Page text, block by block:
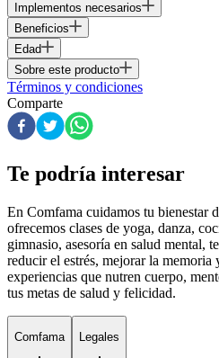
Implementos necesarios
Beneficios
Edad
Sobre este producto
Términos y condiciones
Comparte
Te podría interesar
En Comfama cuidamos tu bienestar
ofrecemos clases de yoga, danza,
gimnasio, asesoría en salud mental,
reducir el estrés, mejorar la memoria
experiencias que nutren cuerpo,
tus metas de salud y felicidad.
Comfama Legales